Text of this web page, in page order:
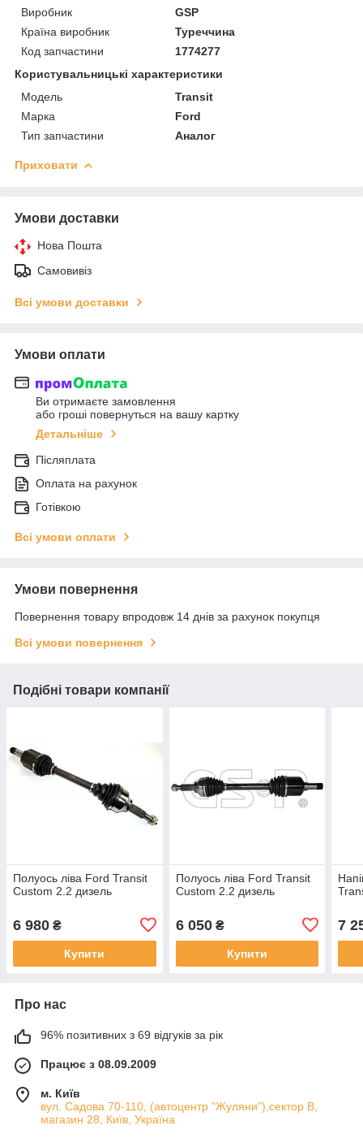
Виробник
GSP
Країна виробник
Туреччина
Код запчастини
1774277
Користувальницькі характеристики
Модель
Transit
Марка
Ford
Тип запчастини
Аналог
Приховати
Умови доставки
Нова Пошта
Самовивіз
Всі умови доставки
Умови оплати
Ви отримаєте замовлення
або гроші повернуться на вашу картку
Детальніше
Післяплата
Оплата на рахунок
Готівкою
Всі умови оплати
Умови повернення
Повернення товару впродовж 14 днів за рахунок покупця
Всі умови повернення
Подібні товари компанії
Полуось ліва Ford Transit
Custom 2.2 дизель
6 980 ₴
Купити
Полуось ліва Ford Transit
Custom 2.2 дизель
6 050₴
Купити
7
Про нас
96% позитивних з 69 відгуків за рік
Працює з 08.09.2009
м. Київ
вул. Садова 70-110, (автоцентр "Жуляни"),сектор В,
магазин 28, Київ, Україна